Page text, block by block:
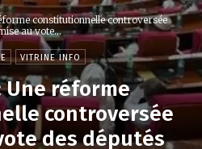
constitutionnelle controversée
au vote...
VITRINE INFO
Une réforme
controversée
des députés